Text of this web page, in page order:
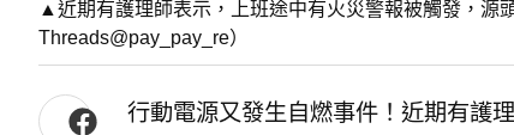
▲近期有護理師表示，上班途中有火災警報被觸發，源
Threads@pay_pay_re）
行動電源又發生自燃事件！近期有護